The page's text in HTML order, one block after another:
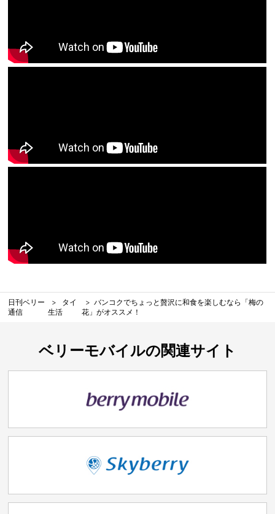
日刊ベリー
通信
タイ
生活
バンコクでちょっと贅沢に和食を楽しむなら「梅の
花」がオススメ！
ベリーモバイルの関連サイト